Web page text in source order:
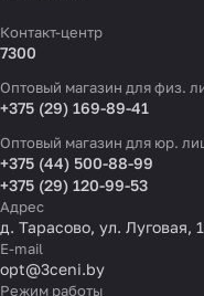
Контакт-центр
7300
Оптовый магазин для физ.
+375 (29) 169-89-41
Оптовый магазин для юр.
+375 (44) 500-88-99
+375 (29) 120-99-53
Адрес
д. Тарасово, ул. Луговая,
E-mail
opt@3ceni.by
Режим работы